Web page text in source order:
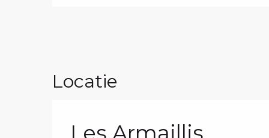
Locatie